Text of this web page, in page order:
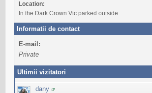
Location:
In the Dark Crown Vic parked outside
Informatii de contact
E-mail:
Private
Ultimii vizitatori
dany